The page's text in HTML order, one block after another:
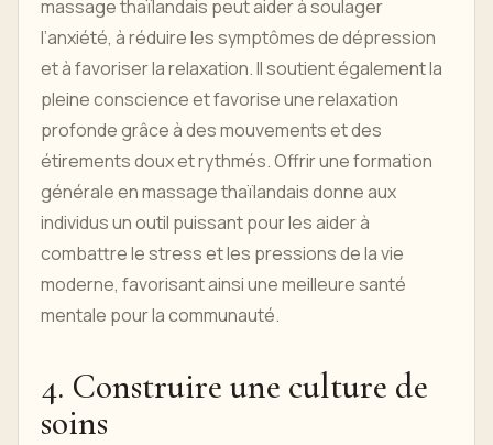
massage thaïlandais peut aider à soulager
l’anxiété, à réduire les symptômes de dépression
et à favoriser la relaxation. Il soutient également la
pleine conscience et favorise une relaxation
profonde grâce à des mouvements et des
étirements doux et rythmés. Offrir une formation
générale en massage thaïlandais donne aux
individus un outil puissant pour les aider à
combattre le stress et les pressions de la vie
moderne, favorisant ainsi une meilleure santé
mentale pour la communauté.
4. Construire une culture de
soins